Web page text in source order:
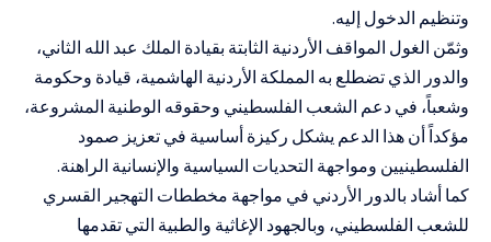
وتنظيم الدخول إليه.
وثمّن الغول المواقف الأردنية الثابتة بقيادة الملك عبد الله الثاني،
والدور الذي تضطلع به المملكة الأردنية الهاشمية، قيادة وحكومة
وشعباً، في دعم الشعب الفلسطيني وحقوقه الوطنية المشروعة،
مؤكداً أن هذا الدعم يشكل ركيزة أساسية في تعزيز صمود
الفلسطينيين ومواجهة التحديات السياسية والإنسانية الراهنة.
كما أشاد بالدور الأردني في مواجهة مخططات التهجير القسري
للشعب الفلسطيني، وبالجهود الإغاثية والطبية التي تقدمها